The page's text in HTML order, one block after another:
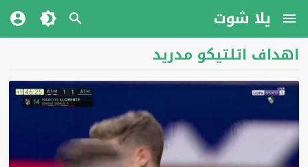
يلا شوت
اهداف اتلتيكو مدريد